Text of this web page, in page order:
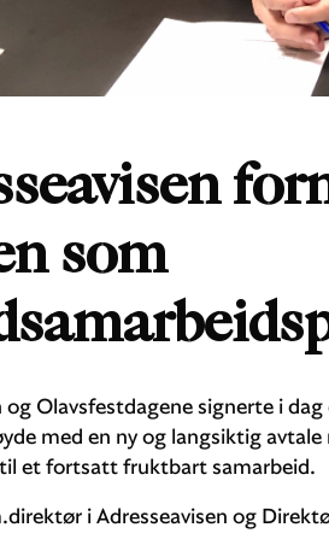
som
og Olavsfestdagene signerte i
med en ny og langsiktig avtale
et fortsatt fruktbart samarbeid.
i Adresseavisen og